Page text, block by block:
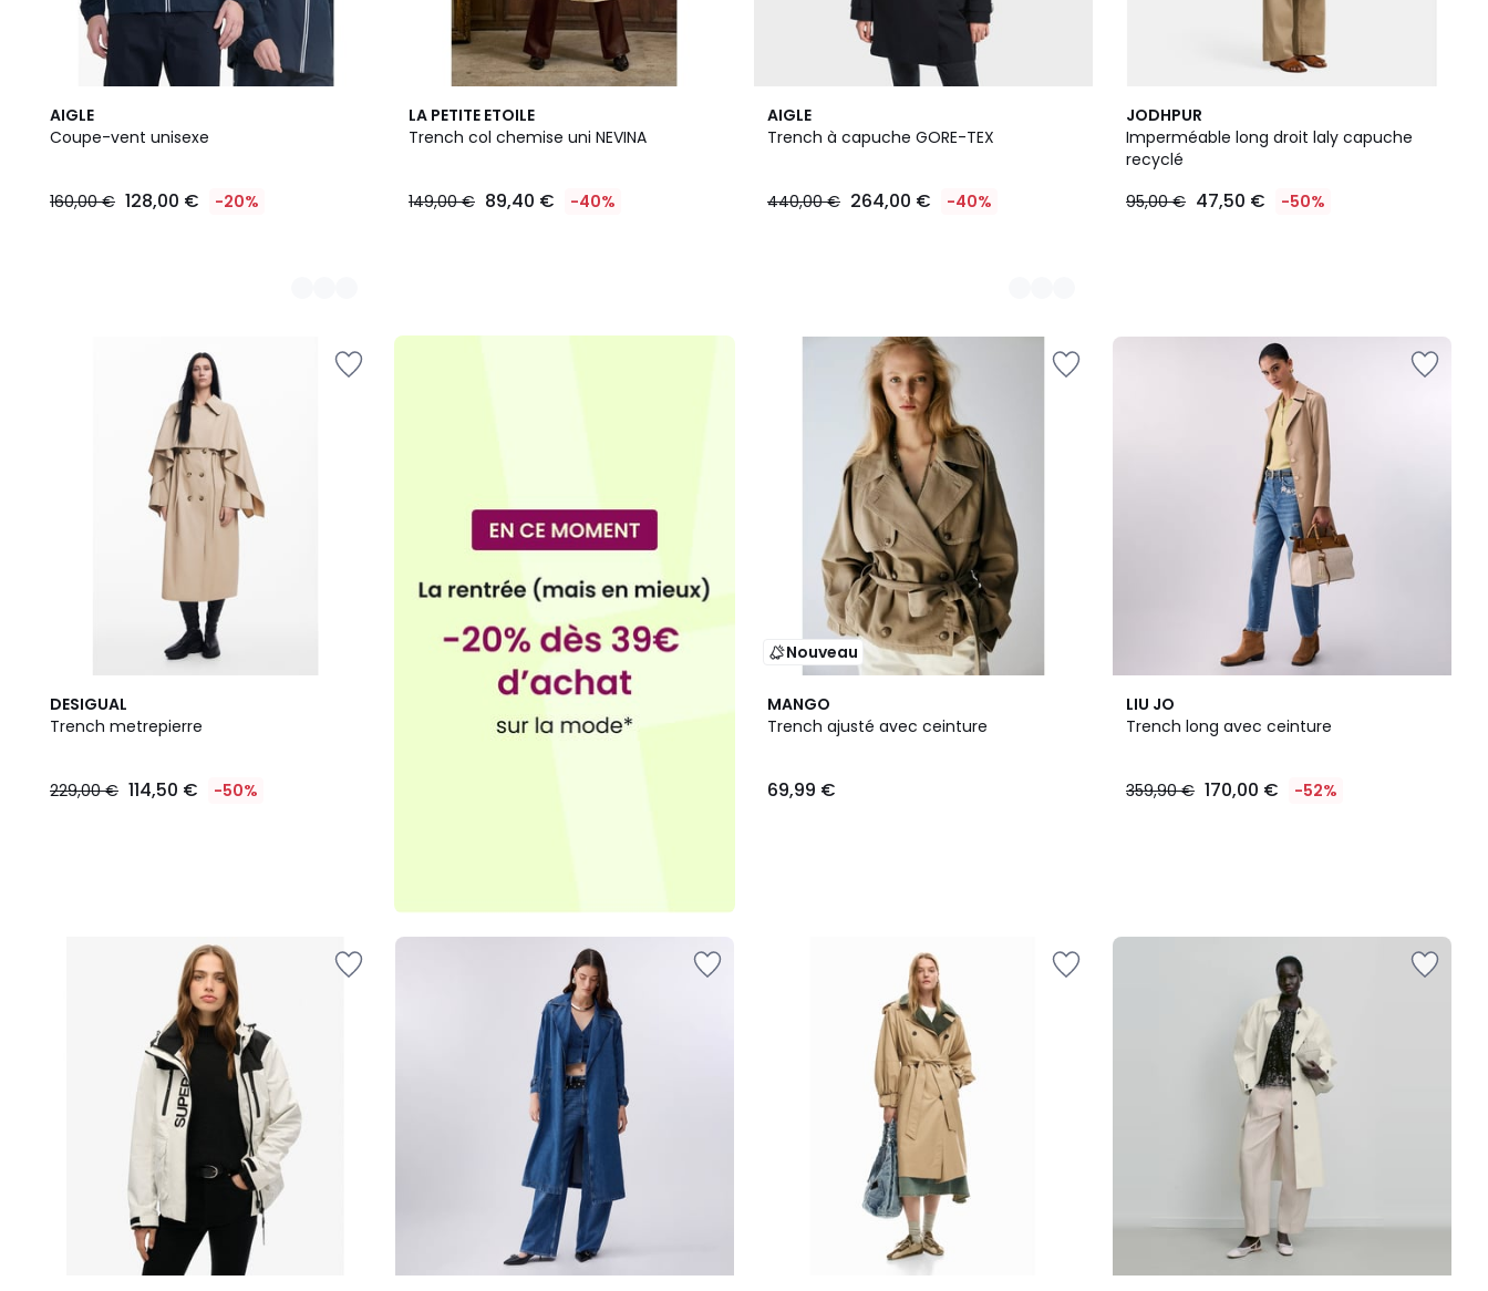
AIGLE
Coupe-vent unisexe
€
160,00 € 128,00 € -20%
2
Couleurs
LA PETITE ETOILE
Trench col chemise uni NEVINA
149,00 € 89,40 € -40%
AIGLE
Trench à capuche GORE-TEX
440,00 € 264,00 € -40%
2
Couleurs
JODHPUR
Imperméable long droit laly capuche
recyclé
95,00 € 47,50 € -50%
DESIGUAL
Trench metrepierre
229,00 € 114,50 € -50%
Nouveau
MANGO
Trench ajusté avec ceinture
69,99 €
LIU JO
Trench long avec ceinture
359,90 € 170,00 € -52%